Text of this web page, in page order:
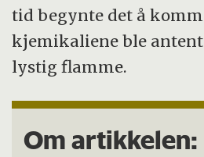
tid begynte det å
kjemikaliene ble
lystig flamme.
Om artikkelen: